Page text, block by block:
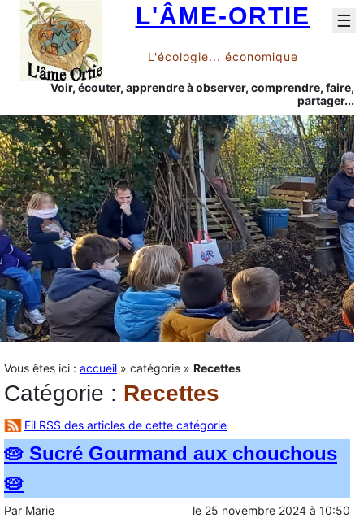
L'ÂME-ORTIE
L'écologie... économique
Voir, écouter, apprendre à observer, comprendre, faire,
partager...
☰
Vous êtes ici : accueil » catégorie » Recettes
Catégorie : Recettes
Fil RSS des articles de cette catégorie
🥧 Sucré Gourmand aux chouchous
🥧
Par Marie le 25 novembre 2024 à 10:50